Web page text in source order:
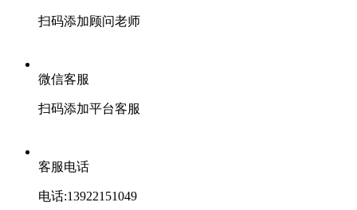
扫码添加顾问老师
微信客服
扫码添加平台客服
客服电话
电话:13922151049